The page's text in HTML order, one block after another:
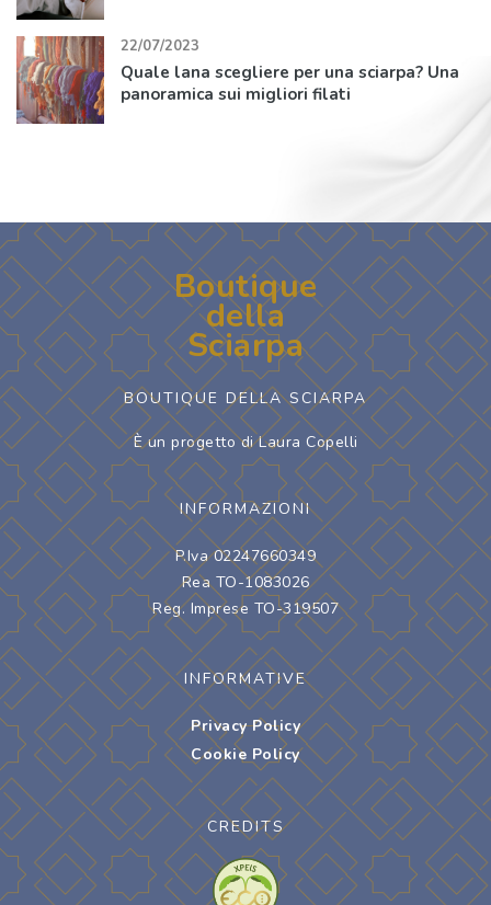
22/07/2023
Quale lana scegliere per una sciarpa? Una
panoramica sui migliori filati
Boutique
della
Sciarpa
BOUTIQUE DELLA SCIARPA
È un progetto di Laura Copelli
INFORMAZIONI
P.Iva 02247660349
Rea TO-1083026
Reg. Imprese TO-319507
INFORMATIVE
Privacy Policy
Cookie Policy
CREDITS